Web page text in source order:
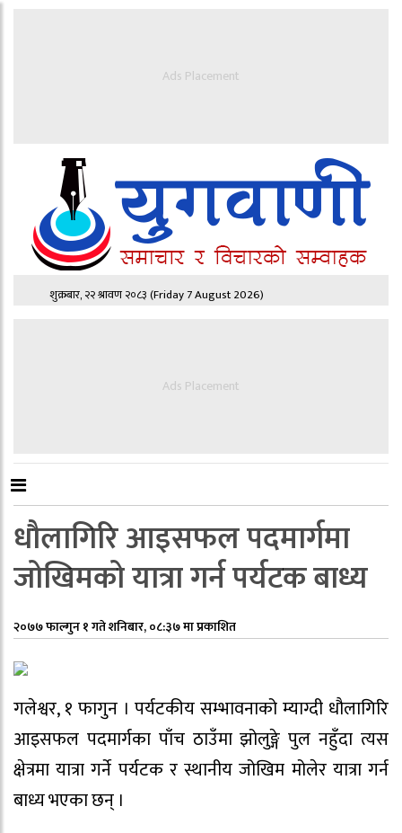
Ads Placement
शुक्रबार, २२ श्रावण २०८३(Friday 7 August 2026)
Ads Placement
धौलागिरि आइसफल पदमार्गमा
जोखिमको यात्रा गर्न पर्यटक बाध्य
२०७७ फाल्गुन १ गते शनिबार, ०८:३७ मा प्रकाशित
गलेश्वर, १ फागुन । पर्यटकीय सम्भावनाको म्याग्दी धौलागिरि
आइसफल पदमार्गका पाँच ठाउँमा झोलुङ्गे पुल नहुँदा त्यस
क्षेत्रमा यात्रा गर्ने पर्यटक र स्थानीय जोखिम मोलेर यात्रा गर्न
बाध्य भएका छन् ।